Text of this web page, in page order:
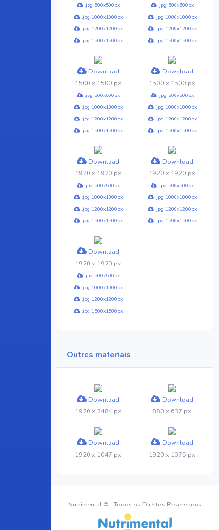
.jpg 500x500px
.jpg 1000x1000px
.jpg 1200x1200px
.jpg 1500x1500px
.jpg 500x500px
.jpg 1000x1000px
.jpg 1200x1200px
.jpg 1500x1500px
Download
1500 x 1500 px
.jpg 500x500px
.jpg 1000x1000px
.jpg 1200x1200px
.jpg 1500x1500px
Download
1500 x 1500 px
.jpg 500x500px
.jpg 1000x1000px
.jpg 1200x1200px
.jpg 1500x1500px
Download
1920 x 1920 px
.jpg 500x500px
.jpg 1000x1000px
.jpg 1200x1200px
.jpg 1500x1500px
Download
1920 x 1920 px
.jpg 500x500px
.jpg 1000x1000px
.jpg 1200x1200px
.jpg 1500x1500px
Download
1920 x 1920 px
.jpg 500x500px
.jpg 1000x1000px
.jpg 1200x1200px
.jpg 1500x1500px
Outros materiais
Download
1920 x 2484 px
Download
880 x 637 px
Download
1920 x 1047 px
Download
1920 x 1075 px
Nutrimental © - Todos os Direitos Reservados